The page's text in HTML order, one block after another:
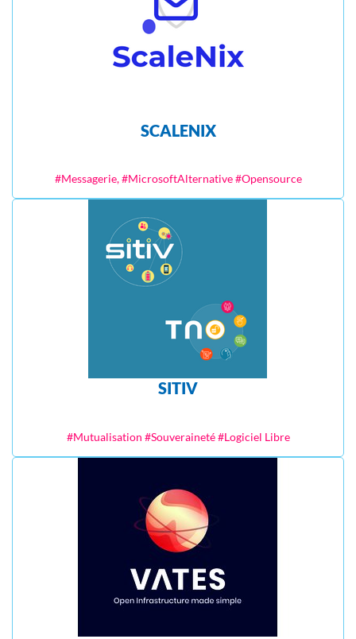
SCALENIX
#Messagerie, #MicrosoftAlternative #Opensource
SITIV
#Mutualisation #Souveraineté #Logiciel Libre